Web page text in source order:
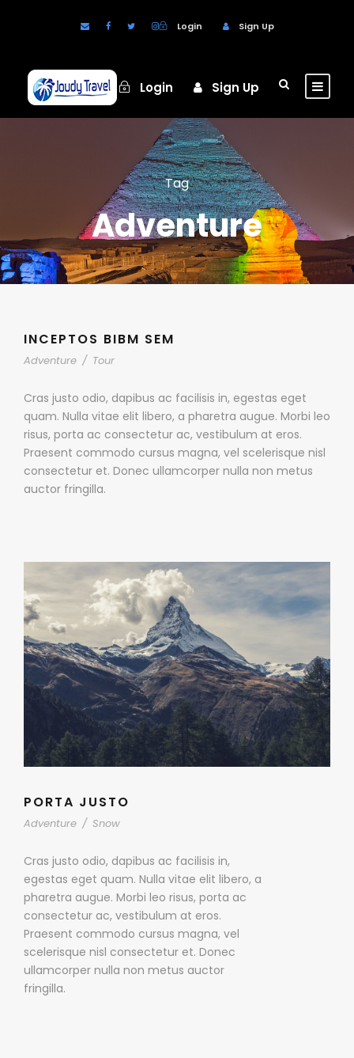
Login Sign Up
Login Sign Up
Tag
Adventure
INCEPTOS BIBM SEM
Adventure / Tour
Cras justo odio, dapibus ac facilisis in, egestas eget
quam. Nulla vitae elit libero, a pharetra augue. Morbi leo
risus, porta ac consectetur ac, vestibulum at eros.
Praesent commodo cursus magna, vel scelerisque nisl
consectetur et. Donec ullamcorper nulla non metus
auctor fringilla.
PORTA JUSTO
Adventure / Snow
Cras justo odio, dapibus ac facilisis in,
egestas eget quam. Nulla vitae elit libero, a
pharetra augue. Morbi leo risus, porta ac
consectetur ac, vestibulum at eros.
Praesent commodo cursus magna, vel
scelerisque nisl consectetur et. Donec
ullamcorper nulla non metus auctor
fringilla.